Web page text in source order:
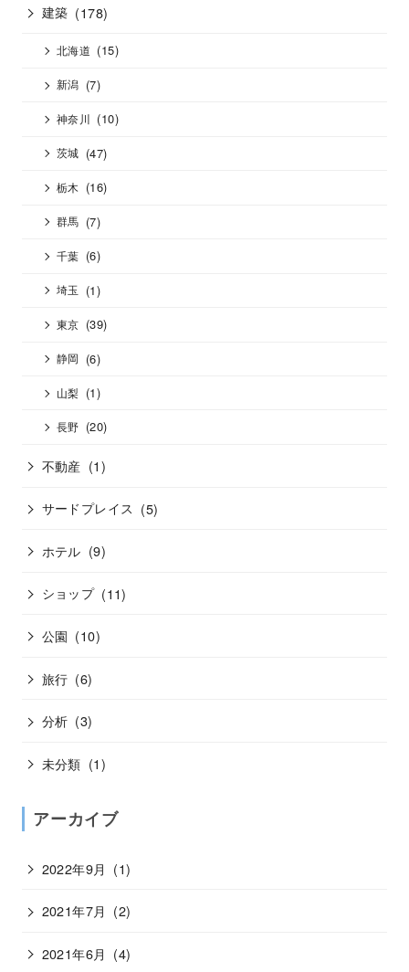
建築 (178)
北海道 (15)
新潟 (7)
神奈川 (10)
茨城 (47)
栃木 (16)
群馬 (7)
千葉 (6)
埼玉 (1)
東京 (39)
静岡 (6)
山梨 (1)
長野 (20)
不動産 (1)
サードプレイス (5)
ホテル (9)
ショップ (11)
公園 (10)
旅行 (6)
分析 (3)
未分類 (1)
アーカイブ
2022年9月 (1)
2021年7月 (2)
2021年6月 (4)